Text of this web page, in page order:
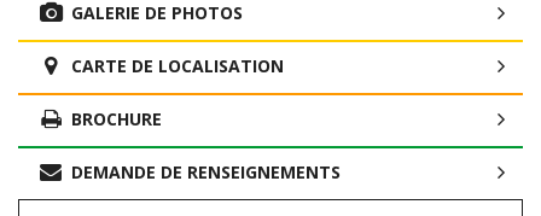
GALERIE DE PHOTOS
CARTE DE LOCALISATION
BROCHURE
DEMANDE DE RENSEIGNEMENTS